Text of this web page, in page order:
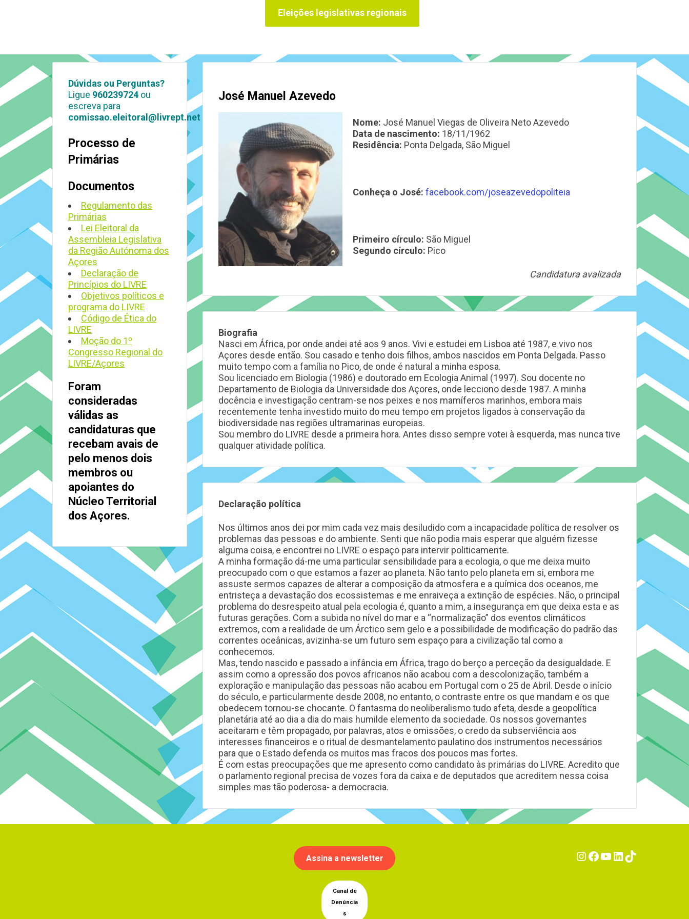
Eleições legislativas regionais
Dúvidas ou Perguntas?
Ligue 960239724 ou
escreva para
comissao.eleitoral@livrept.net
Processo de
Primárias
Documentos
Regulamento das
Primárias
Lei Eleitoral da
Assembleia Legislativa
da Região Autónoma dos
Açores
Declaração de
Princípios do LIVRE
Objetivos políticos e
programa do LIVRE
Código de Ética do
LIVRE
Moção do 1º
Congresso Regional do
LIVRE/Açores
Foram
consideradas
válidas as
candidaturas que
recebam avais de
pelo menos dois
membros ou
apoiantes do
Núcleo Territorial
dos Açores.
José Manuel Azevedo
Nome: José Manuel Viegas de Oliveira Neto Azevedo
Data de nascimento: 18/11/1962
Residência: Ponta Delgada, São Miguel
Conheça o José: facebook.com/joseazevedopoliteia
Primeiro círculo: São Miguel
Segundo círculo: Pico
Candidatura avalizada
Biografia
Nasci em África, por onde andei até aos 9 anos. Vivi e estudei em Lisboa até 1987, e vivo nos
Açores desde então. Sou casado e tenho dois filhos, ambos nascidos em Ponta Delgada. Passo
muito tempo com a família no Pico, de onde é natural a minha esposa.
Sou licenciado em Biologia (1986) e doutorado em Ecologia Animal (1997). Sou docente no
Departamento de Biologia da Universidade dos Açores, onde lecciono desde 1987. A minha
docência e investigação centram-se nos peixes e nos mamíferos marinhos, embora mais
recentemente tenha investido muito do meu tempo em projetos ligados à conservação da
biodiversidade nas regiões ultramarinas europeias.
Sou membro do LIVRE desde a primeira hora. Antes disso sempre votei à esquerda, mas nunca tive
qualquer atividade política.
Declaração política
Nos últimos anos dei por mim cada vez mais desiludido com a incapacidade política de resolver os
problemas das pessoas e do ambiente. Senti que não podia mais esperar que alguém fizesse
alguma coisa, e encontrei no LIVRE o espaço para intervir politicamente.
A minha formação dá-me uma particular sensibilidade para a ecologia, o que me deixa muito
preocupado com o que estamos a fazer ao planeta. Não tanto pelo planeta em si, embora me
assuste sermos capazes de alterar a composição da atmosfera e a química dos oceanos, me
entristeça a devastação dos ecossistemas e me enraiveça a extinção de espécies. Não, o principal
problema do desrespeito atual pela ecologia é, quanto a mim, a insegurança em que deixa esta e as
futuras gerações. Com a subida no nível do mar e a “normalização” dos eventos climáticos
extremos, com a realidade de um Árctico sem gelo e a possibilidade de modificação do padrão das
correntes oceânicas, avizinha-se um futuro sem espaço para a civilização tal como a
conhecemos.
Mas, tendo nascido e passado a infância em África, trago do berço a perceção da desigualdade. E
assim como a opressão dos povos africanos não acabou com a descolonização, também a
exploração e manipulação das pessoas não acabou em Portugal com o 25 de Abril. Desde o início
do século, e particularmente desde 2008, no entanto, o contraste entre os que mandam e os que
obedecem tornou-se chocante. O fantasma do neoliberalismo tudo afeta, desde a geopolítica
planetária até ao dia a dia do mais humilde elemento da sociedade. Os nossos governantes
aceitaram e têm propagado, por palavras, atos e omissões, o credo da subserviência aos
interesses financeiros e o ritual de desmantelamento paulatino dos instrumentos necessários
para que o Estado defenda os muitos mas fracos dos poucos mas fortes.
É com estas preocupações que me apresento como candidato às primárias do LIVRE. Acredito que
o parlamento regional precisa de vozes fora da caixa e de deputados que acreditem nessa coisa
simples mas tão poderosa- a democracia.
Assina a newsletter
Canal de
Denúncia
s
Instagram
Facebook
YouTube
LinkedIn